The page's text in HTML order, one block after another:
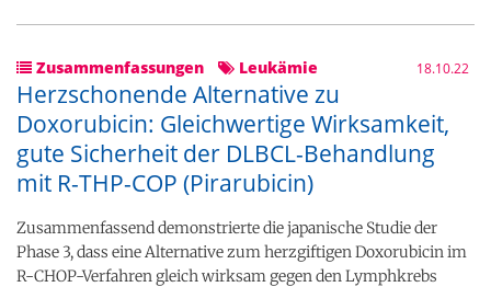
Zusammenfassungen Leukämie 18.10.22
Herzschonende Alternative zu
Doxorubicin: Gleichwertige Wirksamkeit,
gute Sicherheit der DLBCL-Behandlung
mit R-THP-COP (Pirarubicin)
Zusammenfassend demonstrierte die japanische Studie der
Phase 3, dass eine Alternative zum herzgiftigen Doxorubicin im
R-CHOP-Verfahren gleich wirksam gegen den Lymphkrebs